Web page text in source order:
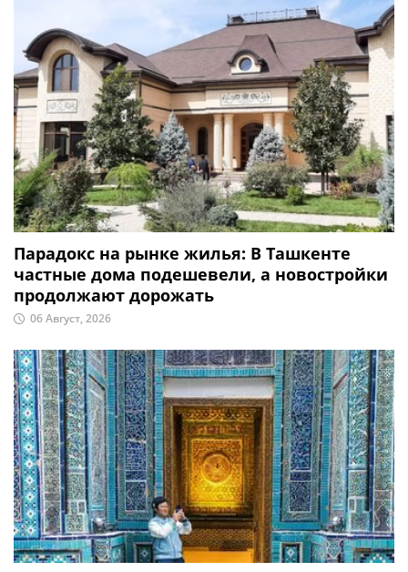
Парадокс на рынке жилья: В Ташкенте
частные дома подешевели, а новостройки
продолжают дорожать
06 Август, 2026